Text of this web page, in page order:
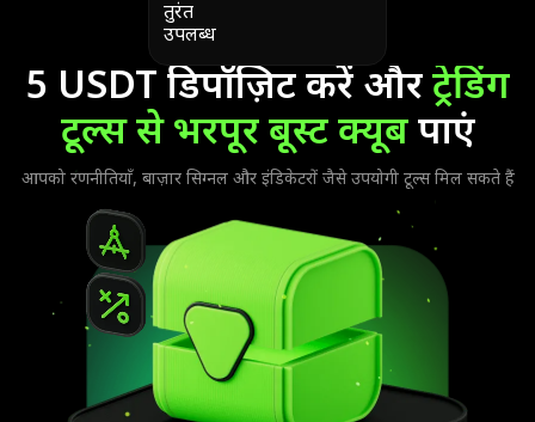
तुरंत
उपलब्ध
5 USDT डिपॉज़िट करें औरट्रेडिंग
टूल्स से भरपूर बूस्ट क्यूबपाएं
आपको रणनीतियाँ, बाज़ार सिग्नल और इंडिकेटरों जैसे उपयोगी टूल्स मिल सकते हैं